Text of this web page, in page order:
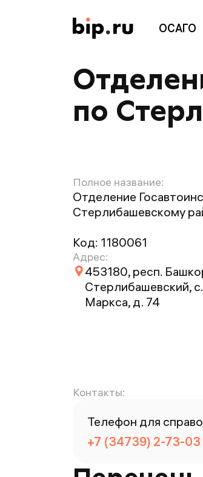
ОСАГО
по
Полное название:
Отделение
Стерлибашевскому
Код: 1180061
Адрес:
453180, респ.
Стерлибашевский,
Маркса, д. 74
Контакты:
Телефон для
+7 (34739) 2-73-03